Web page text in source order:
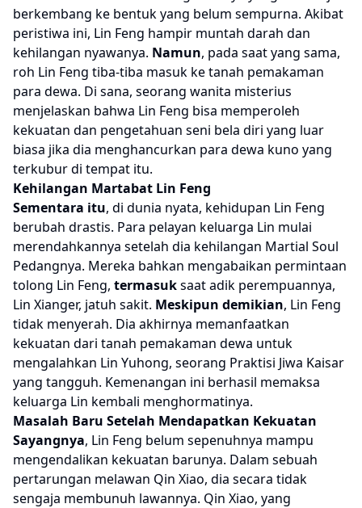
berkembang ke bentuk yang belum sempurna. Akibat
peristiwa ini, Lin Feng hampir muntah darah dan
kehilangan nyawanya. Namun, pada saat yang sama,
roh Lin Feng tiba-tiba masuk ke tanah pemakaman
para dewa. Di sana, seorang wanita misterius
menjelaskan bahwa Lin Feng bisa memperoleh
kekuatan dan pengetahuan seni bela diri yang luar
biasa jika dia menghancurkan para dewa kuno yang
terkubur di tempat itu.
Kehilangan Martabat Lin Feng
Sementara itu, di dunia nyata, kehidupan Lin Feng
berubah drastis. Para pelayan keluarga Lin mulai
merendahkannya setelah dia kehilangan Martial Soul
Pedangnya. Mereka bahkan mengabaikan permintaan
tolong Lin Feng, termasuksaat adik perempuannya,
Lin Xianger, jatuh sakit. Meskipun demikian, Lin Feng
tidak menyerah. Dia akhirnya memanfaatkan
kekuatan dari tanah pemakaman dewa untuk
mengalahkan Lin Yuhong, seorang Praktisi Jiwa Kaisar
yang tangguh. Kemenangan ini berhasil memaksa
keluarga Lin kembali menghormatinya.
Masalah Baru Setelah Mendapatkan Kekuatan
Sayangnya, Lin Feng belum sepenuhnya mampu
mengendalikan kekuatan barunya. Dalam sebuah
pertarungan melawan Qin Xiao, dia secara tidak
sengaja membunuh lawannya. Qin Xiao, yang